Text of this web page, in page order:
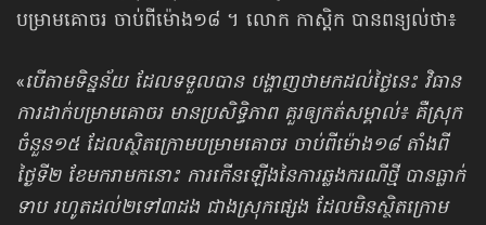
បម្រាមគោចរ ចាប់ពីម៉ោង១៨ ។ លោក កាស្តិក បានពន្យល់ថា៖
«បើតាមទិន្នន័យ ដែលទទួលបាន បង្ហាញថាមកដល់ថ្ងៃនេះ វិធាន
ការដាក់បម្រាមគោចរ មានប្រសិទ្ធិភាព គួរឲ្យកត់សម្គាល់៖ គឺស្រុក
ចំនួន១៥ ដែលស្ថិតក្រោមបម្រាមគោចរ ចាប់ពីម៉ោង១៨ តាំងពី
ថ្ងៃទី២ ខែមករាមកនោះ ការកើនឡើងនៃការឆ្លងករណីថ្មី បានធ្លាក់
ទាប រហូតដល់២ទៅ៣ដង ជាងស្រុកផ្សេង ដែលមិនស្ថិតក្រោម